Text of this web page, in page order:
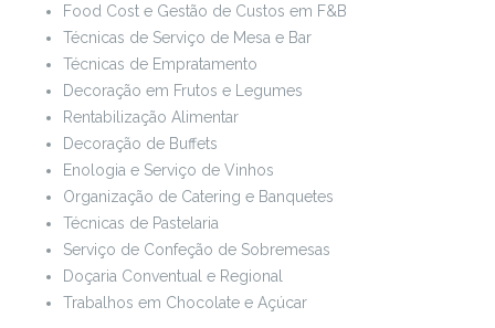
Food Cost e Gestão de Custos em F&B
Técnicas de Serviço de Mesa e Bar
Técnicas de Empratamento
Decoração em Frutos e Legumes
Rentabilização Alimentar
Decoração de Buffets
Enologia e Serviço de Vinhos
Organização de Catering e Banquetes
Técnicas de Pastelaria
Serviço de Confeção de Sobremesas
Doçaria Conventual e Regional
Trabalhos em Chocolate e Açúcar